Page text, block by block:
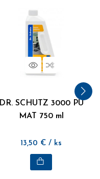
NáhľadPorovnať
DR. SCHUTZ 3000 PU
MAT 750 ml
13,50 € / ks